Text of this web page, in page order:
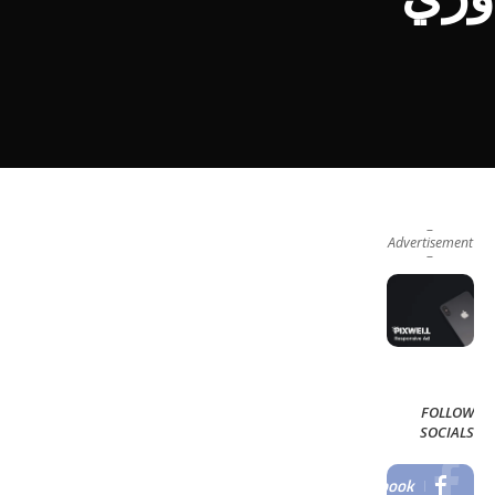
–
Advertisement
–
FOLLOW
SOCIALS
Facebook